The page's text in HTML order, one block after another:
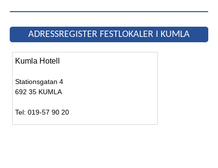
ADRESSREGISTER FESTLOKALER I KUMLA
Kumla Hotell
Stationsgatan 4
692 35 KUMLA
Tel: 019-57 90 20